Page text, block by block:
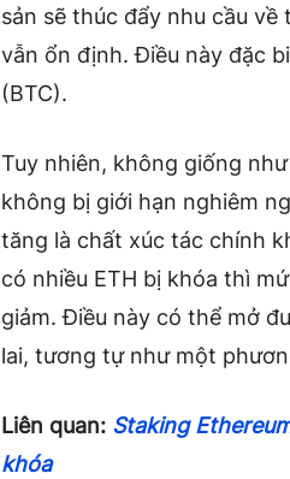
sản sẽ thúc đẩy nhu cầu
vẫn ổn định. Điều này đặc
(BTC).
Tuy nhiên, không giống
không bị giới hạn nghiêm
tăng là chất xúc tác chính
có nhiều ETH bị khóa thì
giảm. Điều này có thể mở
lai, tương tự như một
Liên quan: Staking
khóa